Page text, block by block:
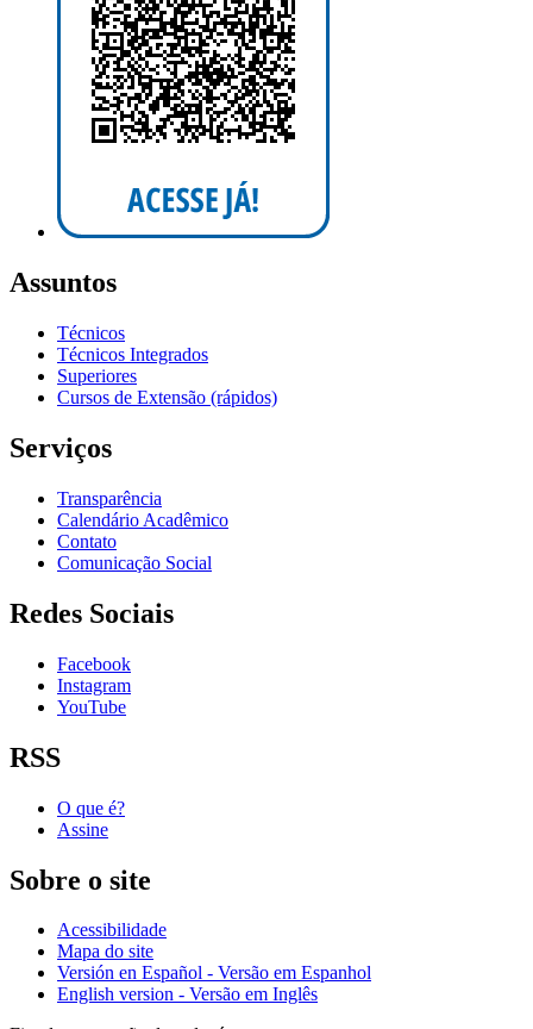
Assuntos
Técnicos
Técnicos Integrados
Superiores
Cursos de Extensão (rápidos)
Serviços
Transparência
Calendário Acadêmico
Contato
Comunicação Social
Redes Sociais
Facebook
Instagram
YouTube
RSS
O que é?
Assine
Sobre o site
Acessibilidade
Mapa do site
Versión en Español - Versão em Espanhol
English version - Versão em Inglês